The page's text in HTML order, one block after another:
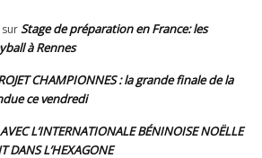
sur Stage de préparation en France: les
à Rennes
CHAMPIONNES : la grande finale de la
ce vendredi
L’INTERNATIONALE BÉNINOISE NOËLLE
DANS L’HEXAGONE